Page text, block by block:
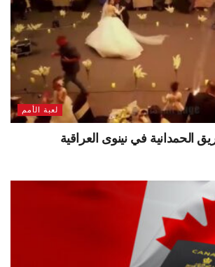
لعبة الأمم
الحمدانية في نينوى العراقية